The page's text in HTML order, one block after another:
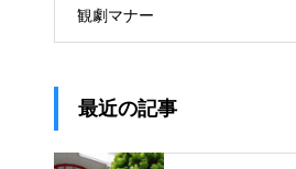
観劇マナー
最近の記事